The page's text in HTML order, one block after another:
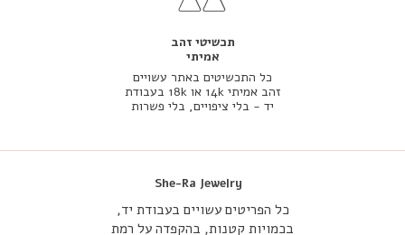
תכשיטי זהב
אמיתי
כל התכשיטים באתר עשויים
זהב אמיתי 14k או 18k בעבודת
יד - בלי ציפויים, בלי פשרות
She-Ra Jewelry
כל הפריטים עשויים בעבודת יד,
בכמויות קטנות, בהקפדה על רמת